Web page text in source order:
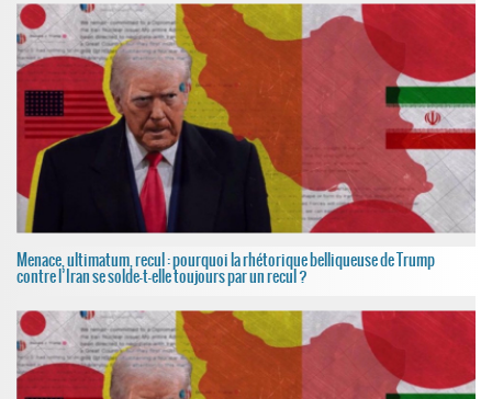
Menace, ultimatum, recul : pourquoi la rhétorique belliqueuse de Trump
contre l’Iran se solde-t-elle toujours par un recul ?